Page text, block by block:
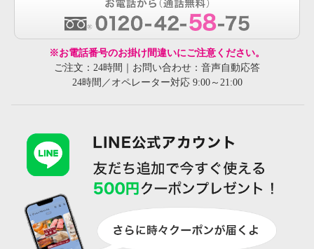
※お電話番号のお掛け間違いにご注意ください。
ご注文：24時間｜お問い合わせ：音声自動応答
24時間／オペレーター対応 9:00～21:00